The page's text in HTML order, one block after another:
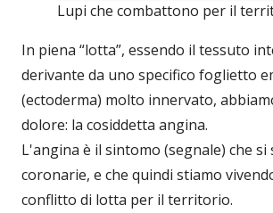
Lupi che combattono per il
In piena “lotta”, essendo il tessuto
derivante da uno specifico foglietto
(ectoderma) molto innervato,
dolore: la cosiddetta angina.
L'angina è il sintomo (segnale) che
coronarie, e che quindi stiamo
conflitto di lotta per il territorio.